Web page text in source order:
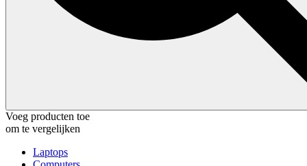
Voeg producten toe
om te vergelijken
Laptops